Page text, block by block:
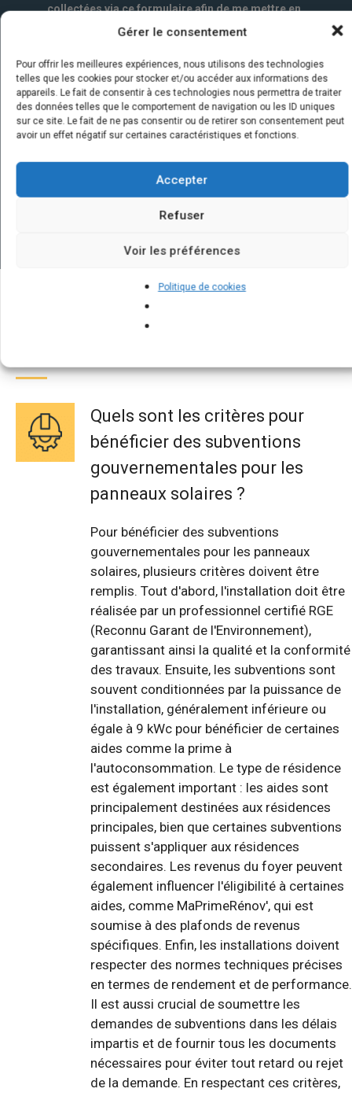
Gérer le consentement
Pour offrir les meilleures expériences, nous utilisons des technologies
telles que les cookies pour stocker et/ou accéder aux informations des
appareils. Le fait de consentir à ces technologies nous permettra de traiter
des données telles que le comportement de navigation ou les ID uniques
sur ce site. Le fait de ne pas consentir ou de retirer son consentement peut
avoir un effet négatif sur certaines caractéristiques et fonctions.
Accepter
Refuser
Voir les préférences
Politique de cookies
collectées via ce formulaire afin de me mettre en
relation avec l'artisan choisi. Elles sont conservées
un an par la société Marketizi SAS et destinées au
Quelques infos sur nos centrales
Quels sont les critères pour
bénéficier des subventions
gouvernementales pour les
panneaux solaires ?
Pour bénéficier des subventions
gouvernementales pour les panneaux
solaires, plusieurs critères doivent être
remplis. Tout d'abord, l'installation doit être
réalisée par un professionnel certifié RGE
(Reconnu Garant de l'Environnement),
garantissant ainsi la qualité et la conformité
des travaux. Ensuite, les subventions sont
souvent conditionnées par la puissance de
l'installation, généralement inférieure ou
égale à 9 kWc pour bénéficier de certaines
aides comme la prime à
l'autoconsommation. Le type de résidence
est également important : les aides sont
principalement destinées aux résidences
principales, bien que certaines subventions
puissent s'appliquer aux résidences
secondaires. Les revenus du foyer peuvent
également influencer l'éligibilité à certaines
aides, comme MaPrimeRénov', qui est
soumise à des plafonds de revenus
spécifiques. Enfin, les installations doivent
respecter des normes techniques précises
en termes de rendement et de performance.
Il est aussi crucial de soumettre les
demandes de subventions dans les délais
impartis et de fournir tous les documents
nécessaires pour éviter tout retard ou rejet
de la demande. En respectant ces critères,